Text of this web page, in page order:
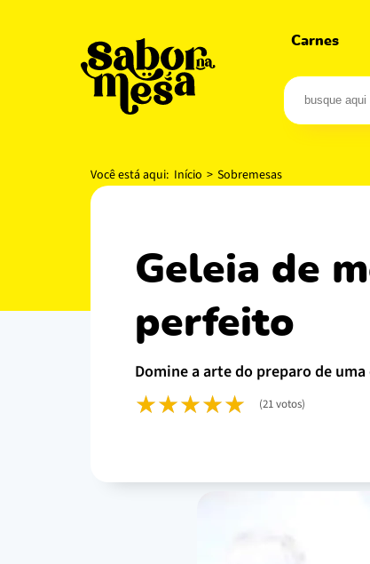
Carnes
Você está aqui: Início > Sobremesas
geleia de morango caseira: doce simples
perfeito
domine a arte do preparo de
(21 votos)